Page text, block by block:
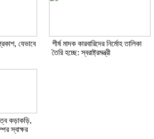
যেভাবে
শীর্ষ মাদক কারবারিদের নির্মোহ তালিকা
তৈরি হচ্ছে: স্বরাষ্ট্রমন্ত্রী
কড়াকড়ি,
স্বাক্ষর